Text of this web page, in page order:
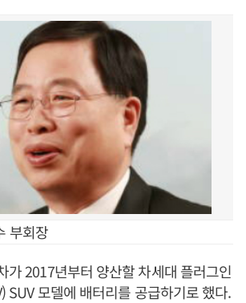
부회장
가 2017년부터 양산할 차세대 플러그인
SUV 모델에 배터리를 공급하기로 했다.